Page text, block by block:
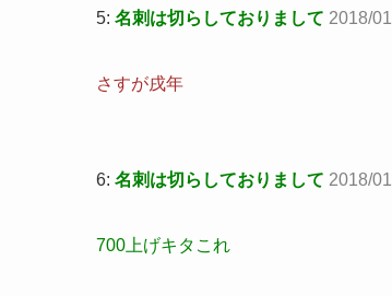
5: 名刺は切らしておりまして 2018/
さすが戌年
6: 名刺は切らしておりまして 2018/
700上げキタこれ